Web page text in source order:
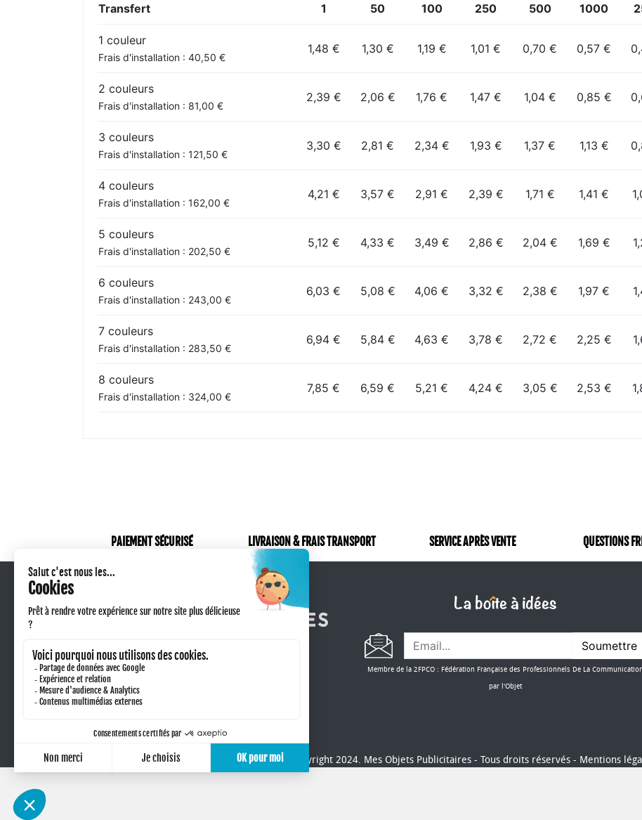
Transfert 1 50 100 250 500 1000
1 couleur
Frais d'installation : 40,50 €
1,48 € 1,30 € 1,19 € 1,01 € 0,70 € 0,57 €
2 couleurs
Frais d'installation : 81,00 €
2,39 € 2,06 € 1,76 € 1,47 € 1,04 € 0,85 €
3 couleurs
Frais d'installation : 121,50 €
3,30 € 2,81 € 2,34 € 1,93 € 1,37 € 1,13 €
4 couleurs
Frais d'installation : 162,00 €
4,21 € 3,57 € 2,91 € 2,39 € 1,71 € 1,41 €
5 couleurs
Frais d'installation : 202,50 €
5,12 € 4,33 € 3,49 € 2,86 € 2,04 € 1,69 €
6 couleurs
Frais d'installation : 243,00 €
6,03 € 5,08 € 4,06 € 3,32 € 2,38 € 1,97 €
7 couleurs
Frais d'installation : 283,50 €
6,94 € 5,84 € 4,63 € 3,78 € 2,72 € 2,25 €
8 couleurs
Frais d'installation : 324,00 €
7,85 € 6,59 € 5,21 € 4,24 € 3,05 € 2,53 €
PAIEMENT SÉCURISÉ LIVRAISON & FRAIS TRANSPORT SERVICE APRÈS VENTE QUESTIONS
Qui sommes-nous ?
Retour produit
Technique de marquage
Taxe sorecop
Nous contacter
Soumettre
Membre de la 2FPCO : Fédération Française des Professionnels De La Communication
par l'Objet
Copyright 2024. Mes Objets Publicitaires - Tous droits réservés - Mentions